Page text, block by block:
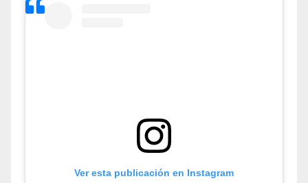
Ver esta publicación en Instagram